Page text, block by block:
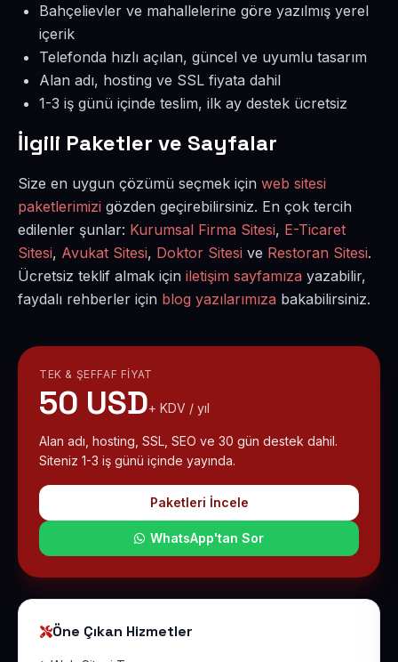
Bahçelievler ve mahallelerine göre yazılmış yerel
içerik
Telefonda hızlı açılan, güncel ve uyumlu tasarım
Alan adı, hosting ve SSL fiyata dahil
1-3 iş günü içinde teslim, ilk ay destek ücretsiz
İlgili Paketler ve Sayfalar
Size en uygun çözümü seçmek için web sitesi
paketlerimizi gözden geçirebilirsiniz. En çok tercih
edilenler şunlar: Kurumsal Firma Sitesi, E-Ticaret
Sitesi, Avukat Sitesi, Doktor Sitesi ve Restoran Sitesi.
Ücretsiz teklif almak için iletişim sayfamıza yazabilir,
faydalı rehberler için blog yazılarımıza bakabilirsiniz.
TEK & ŞEFFAF FIYAT
50 USD+ KDV / yıl
Alan adı, hosting, SSL, SEO ve 30 gün destek dahil.
Siteniz 1-3 iş günü içinde yayında.
Paketleri İncele
WhatsApp'tan Sor
Öne Çıkan Hizmetler